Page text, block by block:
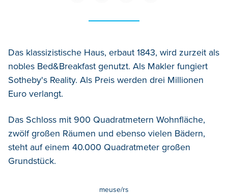
Das klassizistische Haus, erbaut 1843, wird zurzeit als
nobles Bed&Breakfast genutzt. Als Makler fungiert
Sotheby's Reality. Als Preis werden drei Millionen
Euro verlangt.
Das Schloss mit 900 Quadratmetern Wohnfläche,
zwölf großen Räumen und ebenso vielen Bädern,
steht auf einem 40.000 Quadratmeter großen
Grundstück.
meuse/rs